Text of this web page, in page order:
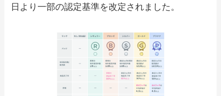
日より一部の認定基準を改定されました。